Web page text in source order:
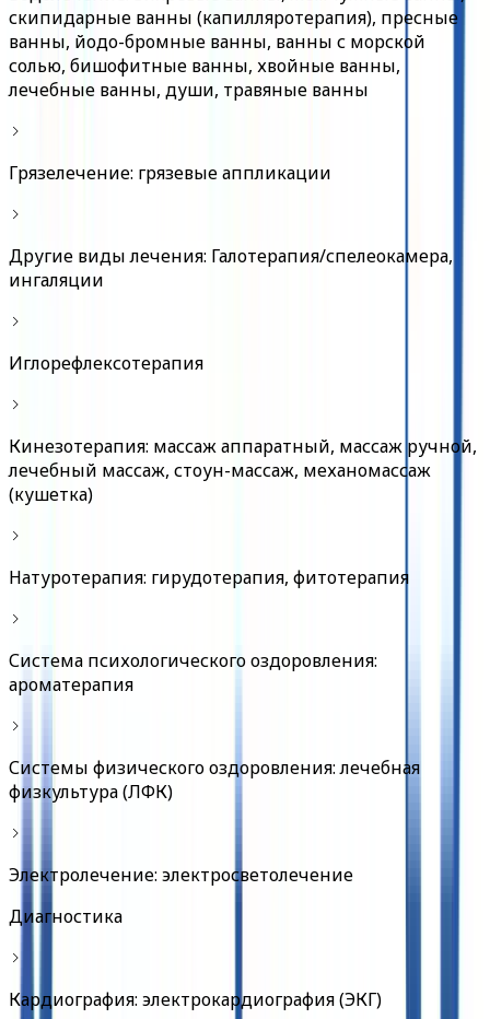
скипидарные ванны (капилляротерапия), пресные
ванны, йодо-бромные ванны, ванны с морской
солью, бишофитные ванны, хвойные ванны,
лечебные ванны, души, травяные ванны
Грязелечение: грязевые аппликации
Другие виды лечения: Галотерапия/спелеокамера,
ингаляции
Иглорефлексотерапия
Кинезотерапия: массаж аппаратный, массаж ручной,
лечебный массаж, стоун-массаж, механомассаж
(кушетка)
Натуротерапия: гирудотерапия, фитотерапия
Система психологического оздоровления:
ароматерапия
Системы физического оздоровления: лечебная
физкультура (ЛФК)
Электролечение: электросветолечение
Диагностика
Кардиография: электрокардиография (ЭКГ)